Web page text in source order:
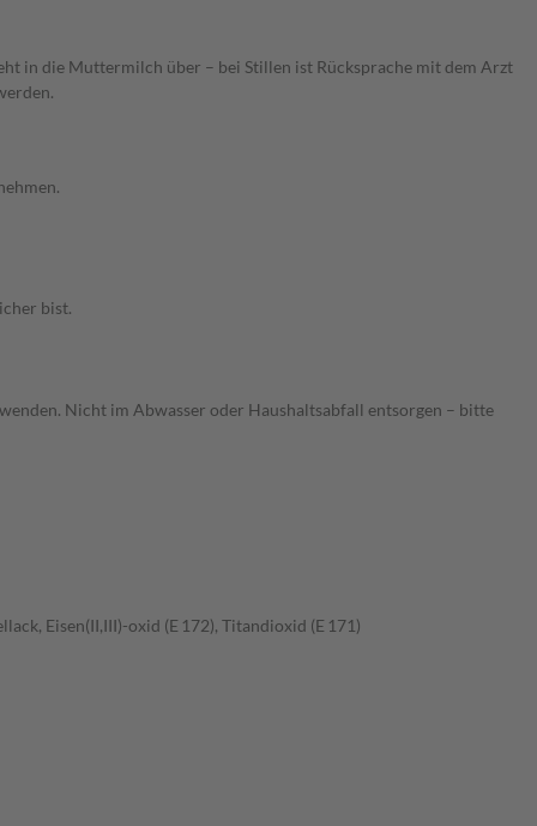
in die Muttermilch über – bei Stillen ist Rücksprache mit dem Arzt
bist.
Nicht im Abwasser oder Haushaltsabfall entsorgen – bitte
Eisen(II,III)-oxid (E 172), Titandioxid (E 171)